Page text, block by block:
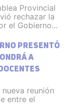
Provincial
rechazar la
el Gobierno...
PRESENTÓ
A
reunión
entre el